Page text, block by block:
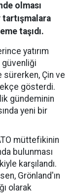
olması
taşıdı.
yatırım
güvenliği
sürerken, Çin ve
gösterdi.
gündeminin
yeni bir
müttefikinin
bulunması
karşılandı.
Grönland'ın
olarak